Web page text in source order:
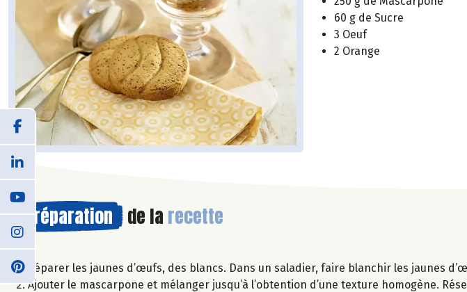
60 g de Sucre
3 Oeuf
2 Orange
Préparation de la recette
Séparer les jaunes d’œufs, des blancs. Dans un saladier, faire blanchir les jaunes
Ajouter le mascarpone et mélanger jusqu’à l’obtention d’une texture homogène.